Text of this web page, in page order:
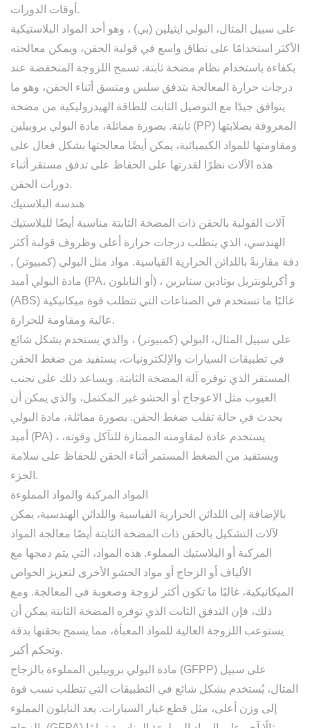
أوقات الدورات.
على سبيل المثال،
البولي ايثيلين (بي) ، وهو أحد المواد البلاستيكية
الأكثر استخدامًا على نطاق واسع في قولبة الحقن، ويمكن معالجته
بكفاءة باستخدام نظام مضخة ثابتة. تسمح اللزوجة المنخفضة عند
درجات حرارة المعالجة بتدفق سلس ومتسق أثناء الحقن، وهو ما
يتوافق جيدًا مع التوصيل الثابت للطاقة الهيدروليكية من مضخة
ثابتة. بصورة مماثلة، مادة البولي بروبيلين (PP) المعروفة بصلابتها
ومقاومتها للمواد الكيميائية، يمكن أيضًا معالجتها بشكل فعال على
هذه الآلات نظرًا لقدرتها على الحفاظ على تدفق مستقر أثناء
دورات الحقن.
هندسة البلاستيك
آلات القولبة بالحقن ذات المضخة الثابتة مناسبة أيضًا للبلاستيك
الهندسي، الذي يتطلب درجات حرارة أعلى وظروف قولبة أكثر
دقة مقارنةً باللدائن الحرارية القياسية. مواد مثل البولي (كمبيوتر) ,
مادة البولي أميد (PA، أو النايلون)
، و أكريلونتريل بوتادين ستايرين
(ABS) غالبًا ما تستخدم في الصناعات التي تتطلب قوة ميكانيكية
عالية ومقاومة للحرارة.
على سبيل المثال،
البولي (كمبيوتر) ، والذي يستخدم بشكل شائع
في تطبيقات السيارات والإلكترونيات، يستفيد من ضغط الحقن
المستقر الذي توفره آلة المضخة الثابتة. ويساعد ذلك على تجنب
العيوب مثل الاعوجاج أو الحشو غير المكتمل، والذي يمكن أن
يحدث في حالة تقلب ضغط الحقن. بصورة مماثلة، مادة البولي
أميد (PA) ، يستخدم عادة لمقاومته الممتازة للتآكل وقوته،
ويستفيد من الضغط المستمر أثناء الحقن للحفاظ على سلامة
الجزء.
المواد المركبة والمواد المملوءة
بالإضافة إلى اللدائن الحرارية القياسية واللدائن الهندسية، يمكن
لآلات التشكيل بالحقن ذات المضخة الثابتة أيضًا معالجة المواد
المركبة أو البلاستيك المملوء. هذه المواد، التي يتم دمجها مع
الألياف أو الزجاج أو مواد الحشو الأخرى لتعزيز الخواص
الميكانيكية، غالبًا ما تكون أكثر لزوجة وصعوبة في المعالجة. ومع
ذلك، فإن التدفق الثابت الذي توفره المضخة الثابتة يمكن أن
يستوعب اللزوجة العالية للمواد المعبأة، مما يسمح بحقنها بدقة
وتحكم أكبر.
مادة البولي بروبيلين المملوءة بالزجاج (GFPP) على سبيل
المثال، يُستخدم بشكل شائع في التطبيقات التي تتطلب نسب قوة
إلى وزن أعلى، مثل قطع غيار السيارات. يعد النايلون المملوء